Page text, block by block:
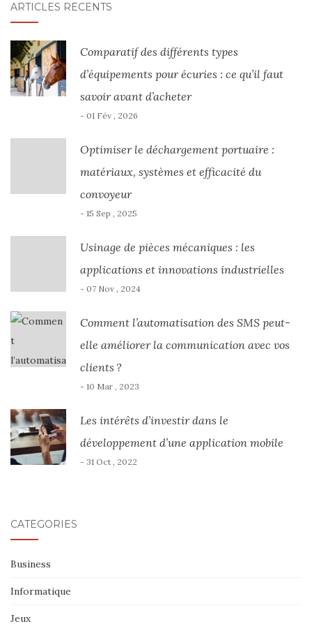
SEIN
DES
ARTICLES
ARTICLES RÉCENTS
Comparatif des différents types
d’équipements pour écuries : ce qu’il faut
savoir avant d’acheter
- 01 Fév , 2026
Optimiser le déchargement portuaire :
matériaux, systèmes et efficacité du
convoyeur
- 15 Sep , 2025
Usinage de pièces mécaniques : les
applications et innovations industrielles
- 07 Nov , 2024
Comment l’automatisation des SMS peut-
elle améliorer la communication avec vos
clients ?
- 10 Mar , 2023
Les intérêts d’investir dans le
développement d’une application mobile
- 31 Oct , 2022
CATÉGORIES
Business
Informatique
Jeux